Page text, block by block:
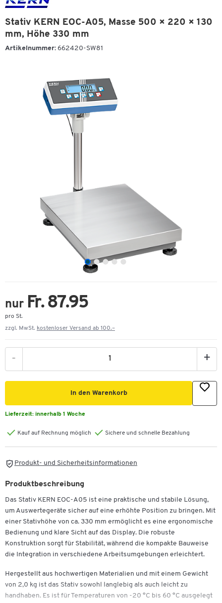
Stativ KERN EOC-A05, Masse 500 × 220 × 130
mm, Höhe 330 mm
Artikelnummer: 662420-SW81
nur Fr. 87.95
pro St.
zzgl. MwSt. kostenloser Versand ab 100.–
- +
In den Warenkorb
Lieferzeit: innerhalb 1 Woche
Kauf auf Rechnung möglich Sichere und schnelle Bezahlung
Produkt- und Sicherheitsinformationen
Produktbeschreibung
Das Stativ KERN EOC-A05 ist eine praktische und stabile Lösung,
um Auswertegeräte sicher auf eine erhöhte Position zu bringen. Mit
einer Stativhöhe von ca. 330 mm ermöglicht es eine ergonomische
Bedienung und klare Sicht auf das Display. Die robuste
Konstruktion sorgt für Stabilität, während die kompakte Bauweise
die Integration in verschiedene Arbeitsumgebungen erleichtert.
Hergestellt aus hochwertigen Materialien und mit einem Gewicht
von 2,0 kg ist das Stativ sowohl langlebig als auch leicht zu
handhaben. Es ist für Temperaturen von -20 °C bis 60 °C ausgelegt